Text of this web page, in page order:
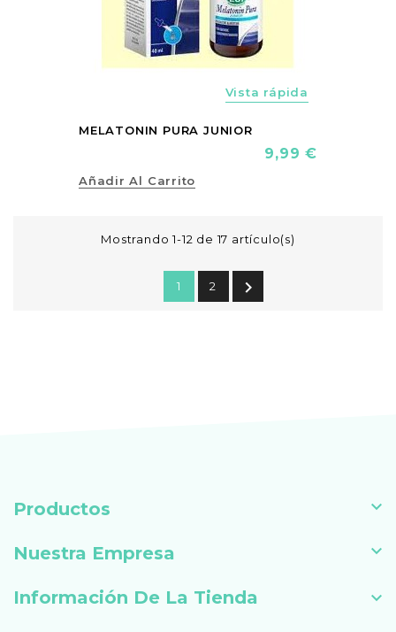
Vista rápida
MELATONIN PURA JUNIOR
Precio
9,99 €
Añadir Al Carrito
Mostrando 1-12 de 17 artículo(s)
1 2 
Productos 
Nuestra Empresa 
Información De La Tienda 